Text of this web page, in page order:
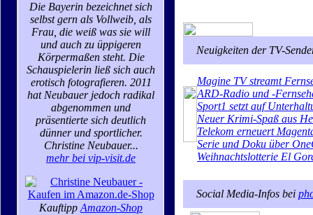
Die Bayerin bezeichnet sich
selbst gern als Vollweib, als
Frau, die weiß was sie will
und auch zu üppigeren
Körpermaßen steht. Die
Schauspielerin ließ sich auch
erotisch fotografieren. 2011
hat Neubauer jedoch radikal
abgenommen und
präsentierte sich deutlich
dünner und sportlicher.
Christine Neubauer...
mehr bei vip-visit.de
Kauftipp Amazon-Shop
Neuigkeiten der TV-
Magine TV streamt
ARD-Radio und -
Sport1 setzt auf
Neuer Krimi-Spaß aus
Telekom erneuert
Serie und Doku über
Weihnachtslotterie El
Social Media-Infos bei